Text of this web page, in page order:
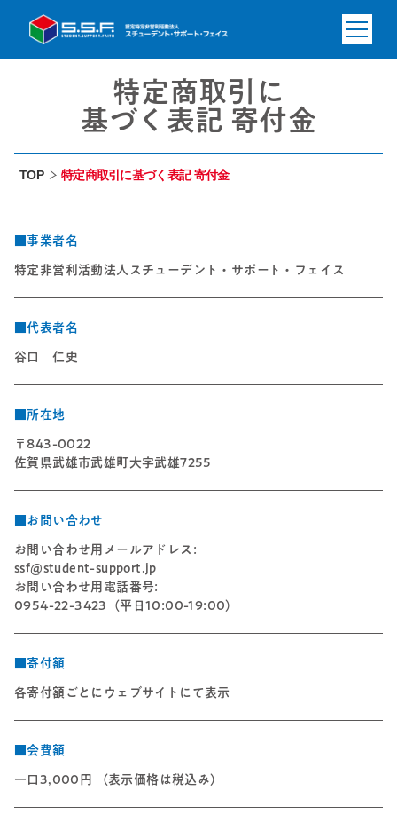
特定商取引に
基づく表記 寄付金
TOP 特定商取引に基づく表記 寄付金
■事業者名
特定非営利活動法人スチューデント・サポート・フェイス
■代表者名
谷口 仁史
■所在地
〒843-0022
佐賀県武雄市武雄町大字武雄7255
■お問い合わせ
お問い合わせ用メールアドレス:
ssf@student-support.jp
お問い合わせ用電話番号:
0954-22-3423（平日10:00-19:00）
■寄付額
各寄付額ごとにウェブサイトにて表示
■会費額
一口3,000円 （表示価格は税込み）